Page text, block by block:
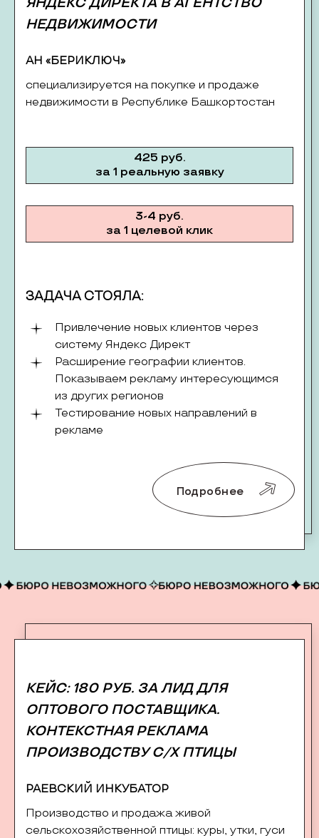
НЕДВИЖИМОСТИ
АН «БЕРИКЛЮЧ»
специализируется на покупке и продаже
недвижимости в Республике Башкортостан
425 руб.
за 1 реальную заявку
3-4 руб.
за 1 целевой клик
ЗАДАЧА СТОЯЛА:
Привлечение новых клиентов через
систему Яндекс Директ
Расширение географии клиентов.
Показываем рекламу интересующимся
из других регионов
Тестирование новых направлений в
рекламе
Подробнее
КЕЙС: 180 РУБ. ЗА ЛИД ДЛЯ
ОПТОВОГО ПОСТАВЩИКА.
КОНТЕКСТНАЯ РЕКЛАМА
ПРОИЗВОДСТВУ С/Х ПТИЦЫ
РАЕВСКИЙ ИНКУБАТОР
Производство и продажа живой
сельскохозяйственной птицы: куры, утки, гуси